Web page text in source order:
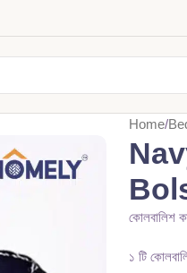
Home
কোলবালিশ
১ টি